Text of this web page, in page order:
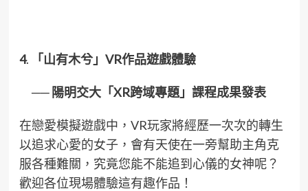
4. 「山有木兮」VR作品遊戲體驗
── 陽明交大「XR跨域專題」課程成果發表
在戀愛模擬遊戲中，VR玩家將經歷一次次的轉生
以追求心愛的女子，會有天使在一旁幫助主角克
服各種難關，究竟您能不能追到心儀的女神呢？
歡迎各位現場體驗這有趣作品！